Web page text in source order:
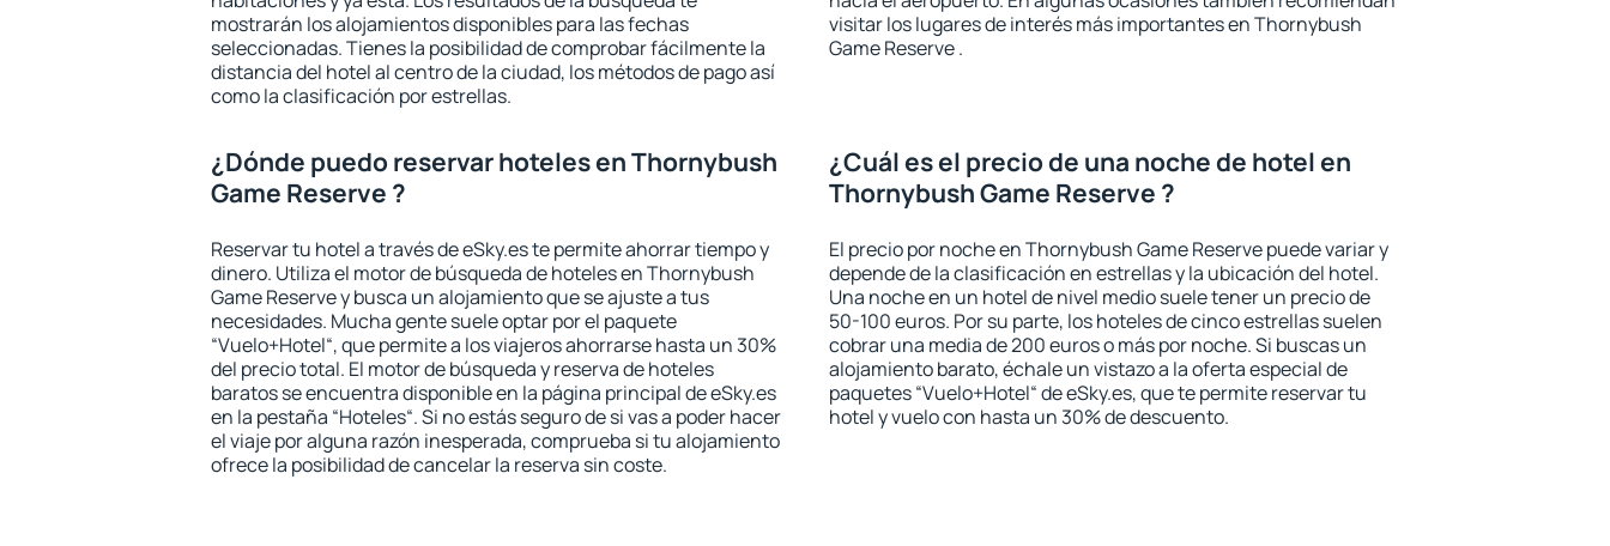
mostrarán los alojamientos disponibles para las fechas
seleccionadas. Tienes la posibilidad de comprobar fácilmente la
distancia del hotel al centro de la ciudad, los métodos de pago así
como la clasificación por estrellas.
visitar los lugares de interés más importantes en Thornybush
Game Reserve .
¿Dónde puedo reservar hoteles en Thornybush
Game Reserve ?
Reservar tu hotel a través de eSky.es te permite ahorrar tiempo y
dinero. Utiliza el motor de búsqueda de hoteles en Thornybush
Game Reserve y busca un alojamiento que se ajuste a tus
necesidades. Mucha gente suele optar por el paquete
“Vuelo+Hotel“, que permite a los viajeros ahorrarse hasta un 30%
del precio total. El motor de búsqueda y reserva de hoteles
baratos se encuentra disponible en la página principal de eSky.es
en la pestaña “Hoteles“. Si no estás seguro de si vas a poder hacer
el viaje por alguna razón inesperada, comprueba si tu alojamiento
ofrece la posibilidad de cancelar la reserva sin coste.
¿Cuál es el precio de una noche de hotel en
Thornybush Game Reserve ?
El precio por noche en Thornybush Game Reserve puede variar y
depende de la clasificación en estrellas y la ubicación del hotel.
Una noche en un hotel de nivel medio suele tener un precio de
50-100 euros. Por su parte, los hoteles de cinco estrellas suelen
cobrar una media de 200 euros o más por noche. Si buscas un
alojamiento barato, échale un vistazo a la oferta especial de
paquetes “Vuelo+Hotel“ de eSky.es, que te permite reservar tu
hotel y vuelo con hasta un 30% de descuento.